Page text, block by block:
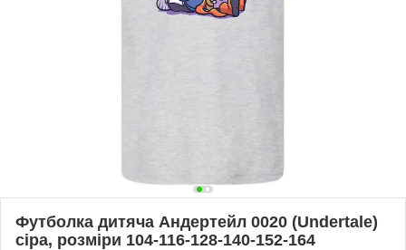
Футболка дитяча Андертейл 0020 (Undertale)
сіра, розміри 104-116-128-140-152-164